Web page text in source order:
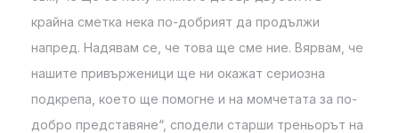
крайна сметка нека по-добрият да продължи
напред. Надявам се, че това ще сме ние. Вярвам, че
нашите привърженици ще ни окажат сериозна
подкрепа, което ще помогне и на момчетата за по-
добро представяне“, сподели старши треньорът на